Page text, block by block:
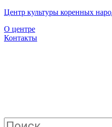
Центр культуры коренных
О центре
Контакты